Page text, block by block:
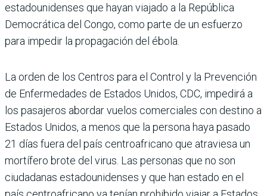
estadounidenses que hayan viajado a la República
Democrática del Congo, como parte de un esfuerzo
para impedir la propagación del ébola.
La orden de los Centros para el Control y la Prevención
de Enfermedades de Estados Unidos, CDC, impedirá a
los pasajeros abordar vuelos comerciales con destino a
Estados Unidos, a menos que la persona haya pasado
21 días fuera del país centroafricano que atraviesa un
mortífero brote del virus. Las personas que no son
ciudadanas estadounidenses y que han estado en el